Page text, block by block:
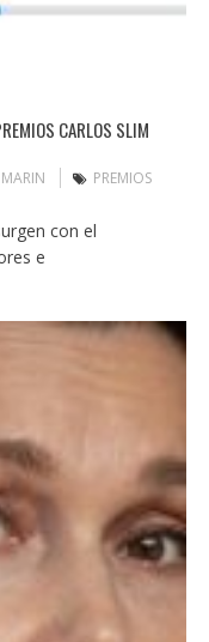
CARLOS SLIM
PREMIOS
con el
e